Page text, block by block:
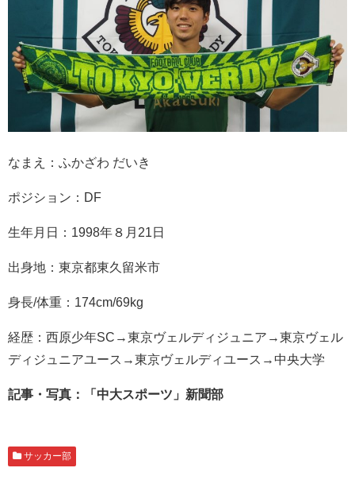
なまえ：ふかざわ だいき
ポジション：DF
生年月日：1998年８月21日
出身地：東京都東久留米市
身長/体重：174cm/69kg
経歴：西原少年SC→東京ヴェルディジュニア→東京ヴェル
ディジュニアユース→東京ヴェルディユース→中央大学
記事・写真：「中大スポーツ」新聞部
サッカー部